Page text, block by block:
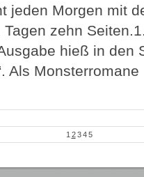
jeden Morgen mit
zehn
hieß in den
Als
1 2 3 4 5